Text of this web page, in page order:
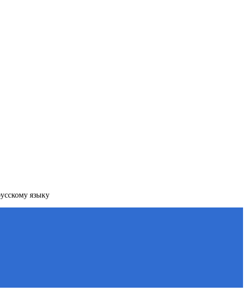
языку